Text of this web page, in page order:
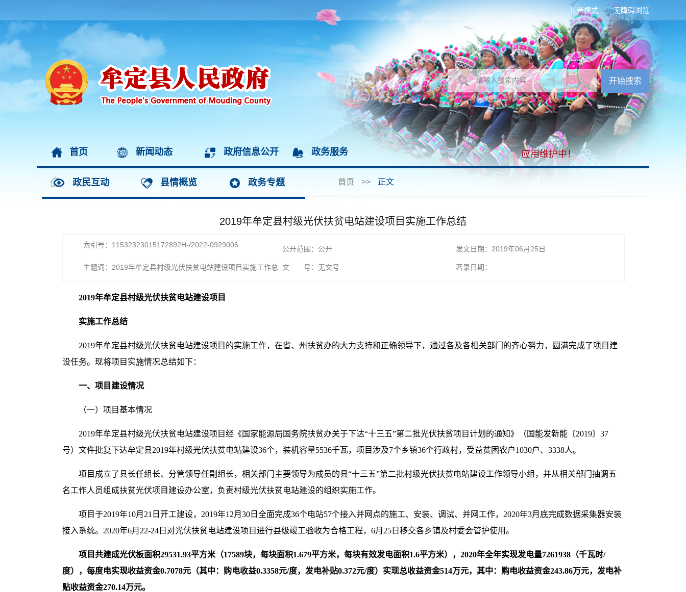
无障碍浏览
长者模式
应用维护中！
首页 新闻动态 政府信息公开 政务服务
政民互动 县情概览 政务专题 首页 >> 正文
2019年牟定县村级光伏扶贫电站建设项目实施工作总结
索引号：11532323015172892H-/2022-0929006 公开范围：公开 发文日期：2019年06月25日
主题词：2019年牟定县村级光伏扶贫电站建设项目实施工作总 文 号：无文号 著录日期：
2019年牟定县村级光伏扶贫电站建设项目
实施工作总结
2019年牟定县村级光伏扶贫电站建设项目的实施工作，在省、州扶贫办的大力支持和正确领导下，通过各及各相关部门的齐心努力，圆满完成了项目建
设任务。现将项目实施情况总结如下：
一、项目建设情况
（一）项目基本情况
2019年牟定县村级光伏扶贫电站建设项目经《国家能源局国务院扶贫办关于下达“十三五”第二批光伏扶贫项目计划的通知》（国能发新能〔2019〕37
号）文件批复下达牟定县2019年村级光伏扶贫电站建设36个，装机容量5536千瓦，项目涉及7个乡镇36个行政村，受益贫困农户1030户、3338人。
项目成立了县长任组长、分管领导任副组长，相关部门主要领导为成员的县“十三五”第二批村级光伏扶贫电站建设工作领导小组，并从相关部门抽调五
名工作人员组成扶贫光伏项目建设办公室，负责村级光伏扶贫电站建设的组织实施工作。
项目于2019年10月21日开工建设，2019年12月30日全面完成36个电站57个接入并网点的施工、安装、调试、并网工作，2020年3月底完成数据采集器安装
接入系统。2020年6月22-24日对光伏扶贫电站建设项目进行县级竣工验收为合格工程，6月25日移交各乡镇及村委会管护使用。
项目共建成光伏板面积29531.93平方米（17589块，每块面积1.679平方米，每块有效发电面积1.6平方米），2020年全年实现发电量7261938（千瓦时/
度），每度电实现收益资金0.7078元（其中：购电收益0.3358元/度，发电补贴0.372元/度）实现总收益资金514万元，其中：购电收益资金243.86万元，发电补
贴收益资金270.14万元。